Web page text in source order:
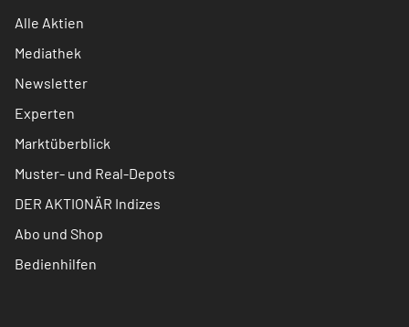
Alle Aktien
Mediathek
Newsletter
Experten
Marktüberblick
Muster- und Real-Depots
DER AKTIONÄR Indizes
Abo und Shop
Bedienhilfen